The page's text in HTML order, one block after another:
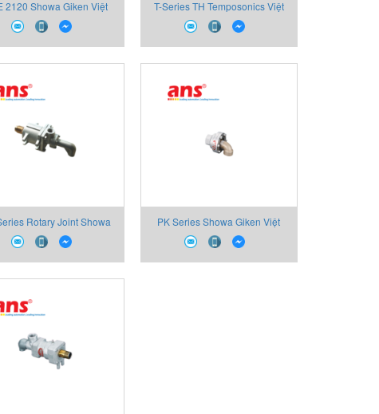
2120 Showa Giken Việt
Nam
T-Series TH Temposonics Việt
Nam
Rotary Joint Showa
Giken
PK Series Showa Giken Việt
Nam